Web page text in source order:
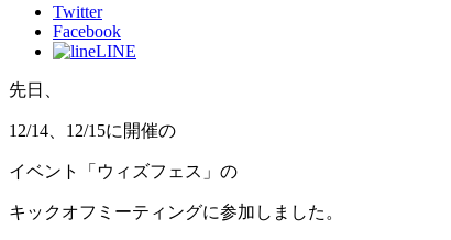
Twitter
Facebook
LINE
先日、
12/14、12/15に開催の
イベント「ウィズフェス」の
キックオフミーティングに参加しました。